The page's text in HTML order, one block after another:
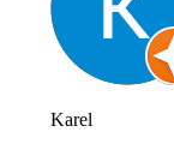
Karel